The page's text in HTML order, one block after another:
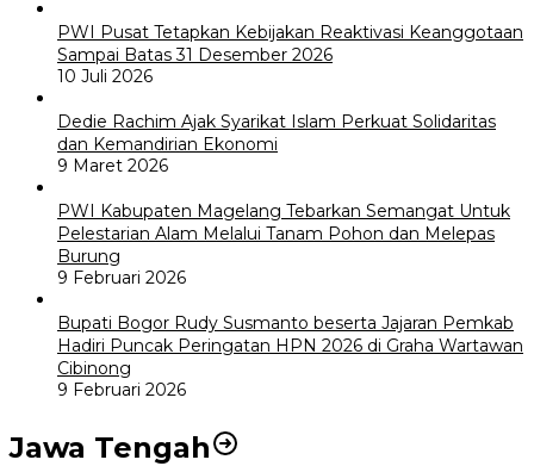
PWI Pusat Tetapkan Kebijakan Reaktivasi Keanggotaan
Sampai Batas 31 Desember 2026
10 Juli 2026
Dedie Rachim Ajak Syarikat Islam Perkuat Solidaritas
dan Kemandirian Ekonomi
9 Maret 2026
PWI Kabupaten Magelang Tebarkan Semangat Untuk
Pelestarian Alam Melalui Tanam Pohon dan Melepas
Burung
9 Februari 2026
Bupati Bogor Rudy Susmanto beserta Jajaran Pemkab
Hadiri Puncak Peringatan HPN 2026 di Graha Wartawan
Cibinong
9 Februari 2026
Jawa Tengah